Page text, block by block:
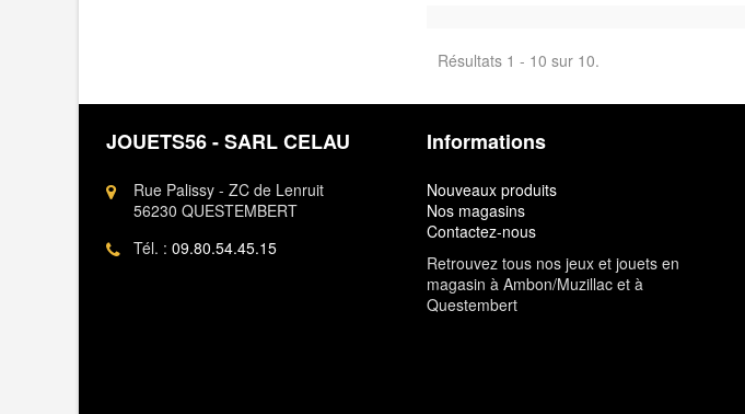
Résultats 1 - 10 sur 10.
JOUETS56 - SARL CELAU
Rue Palissy - ZC de Lenruit
56230 QUESTEMBERT
Tél. : 09.80.54.45.15
Informations
Nouveaux produits
Nos magasins
Contactez-nous
Retrouvez tous nos jeux et jouets en
magasin à Ambon/Muzillac et à
Questembert